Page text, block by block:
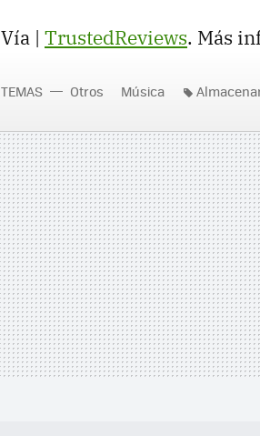
Vía | TrustedReviews. Más
TEMAS Otros Música